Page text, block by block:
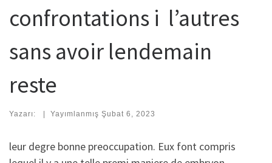
confrontations i l’autres
sans avoir lendemain
reste
Yazarı: | Yayımlanmış Şubat 6, 2023
leur degre bonne preoccupation. Eux font compris